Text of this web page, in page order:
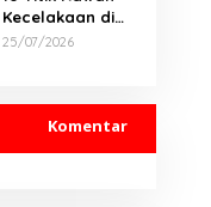
Kecelakaan di
Indonesia &
Hari Ini
25/07/2026
Komentar